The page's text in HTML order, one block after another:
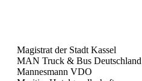
Magistrat der Stadt Kassel
MAN Truck & Bus Deutschland
Mannesmann VDO